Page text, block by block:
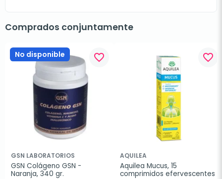
Comprados conjuntamente
No disponible favorite_border
GSN LABORATORIOS
GSN Colágeno GSN -
Naranja, 340 gr.
favorite_border
AQUILEA
Aquilea Mucus, 15
comprimidos efervescentes